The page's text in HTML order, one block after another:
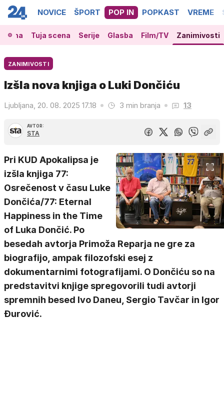
NOVICE ŠPORT POP IN POPKAST VREME
Tuja scena Serije Glasba Film/TV Zanimivosti
ZANIMIVOSTI
Izšla nova knjiga o Luki Dončiću
Ljubljana, 20. 08. 2025 17.18 3 min branja 13
AVTOR:
STA
Pri KUD Apokalipsa je
izšla knjiga 77:
Osrečenost v času Luke
Dončića/77: Eternal
Happiness in the Time
of Luka Dončić. Po
besedah avtorja Primoža Reparja ne gre za
biografijo, ampak filozofski esej z
dokumentarnimi fotografijami. O Dončiću so na
predstavitvi knjige spregovorili tudi avtorji
spremnih besed Ivo Daneu, Sergio Tavčar in Igor
Đurović.